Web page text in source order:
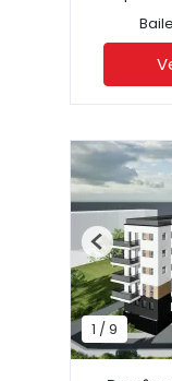
1 /9
Previous